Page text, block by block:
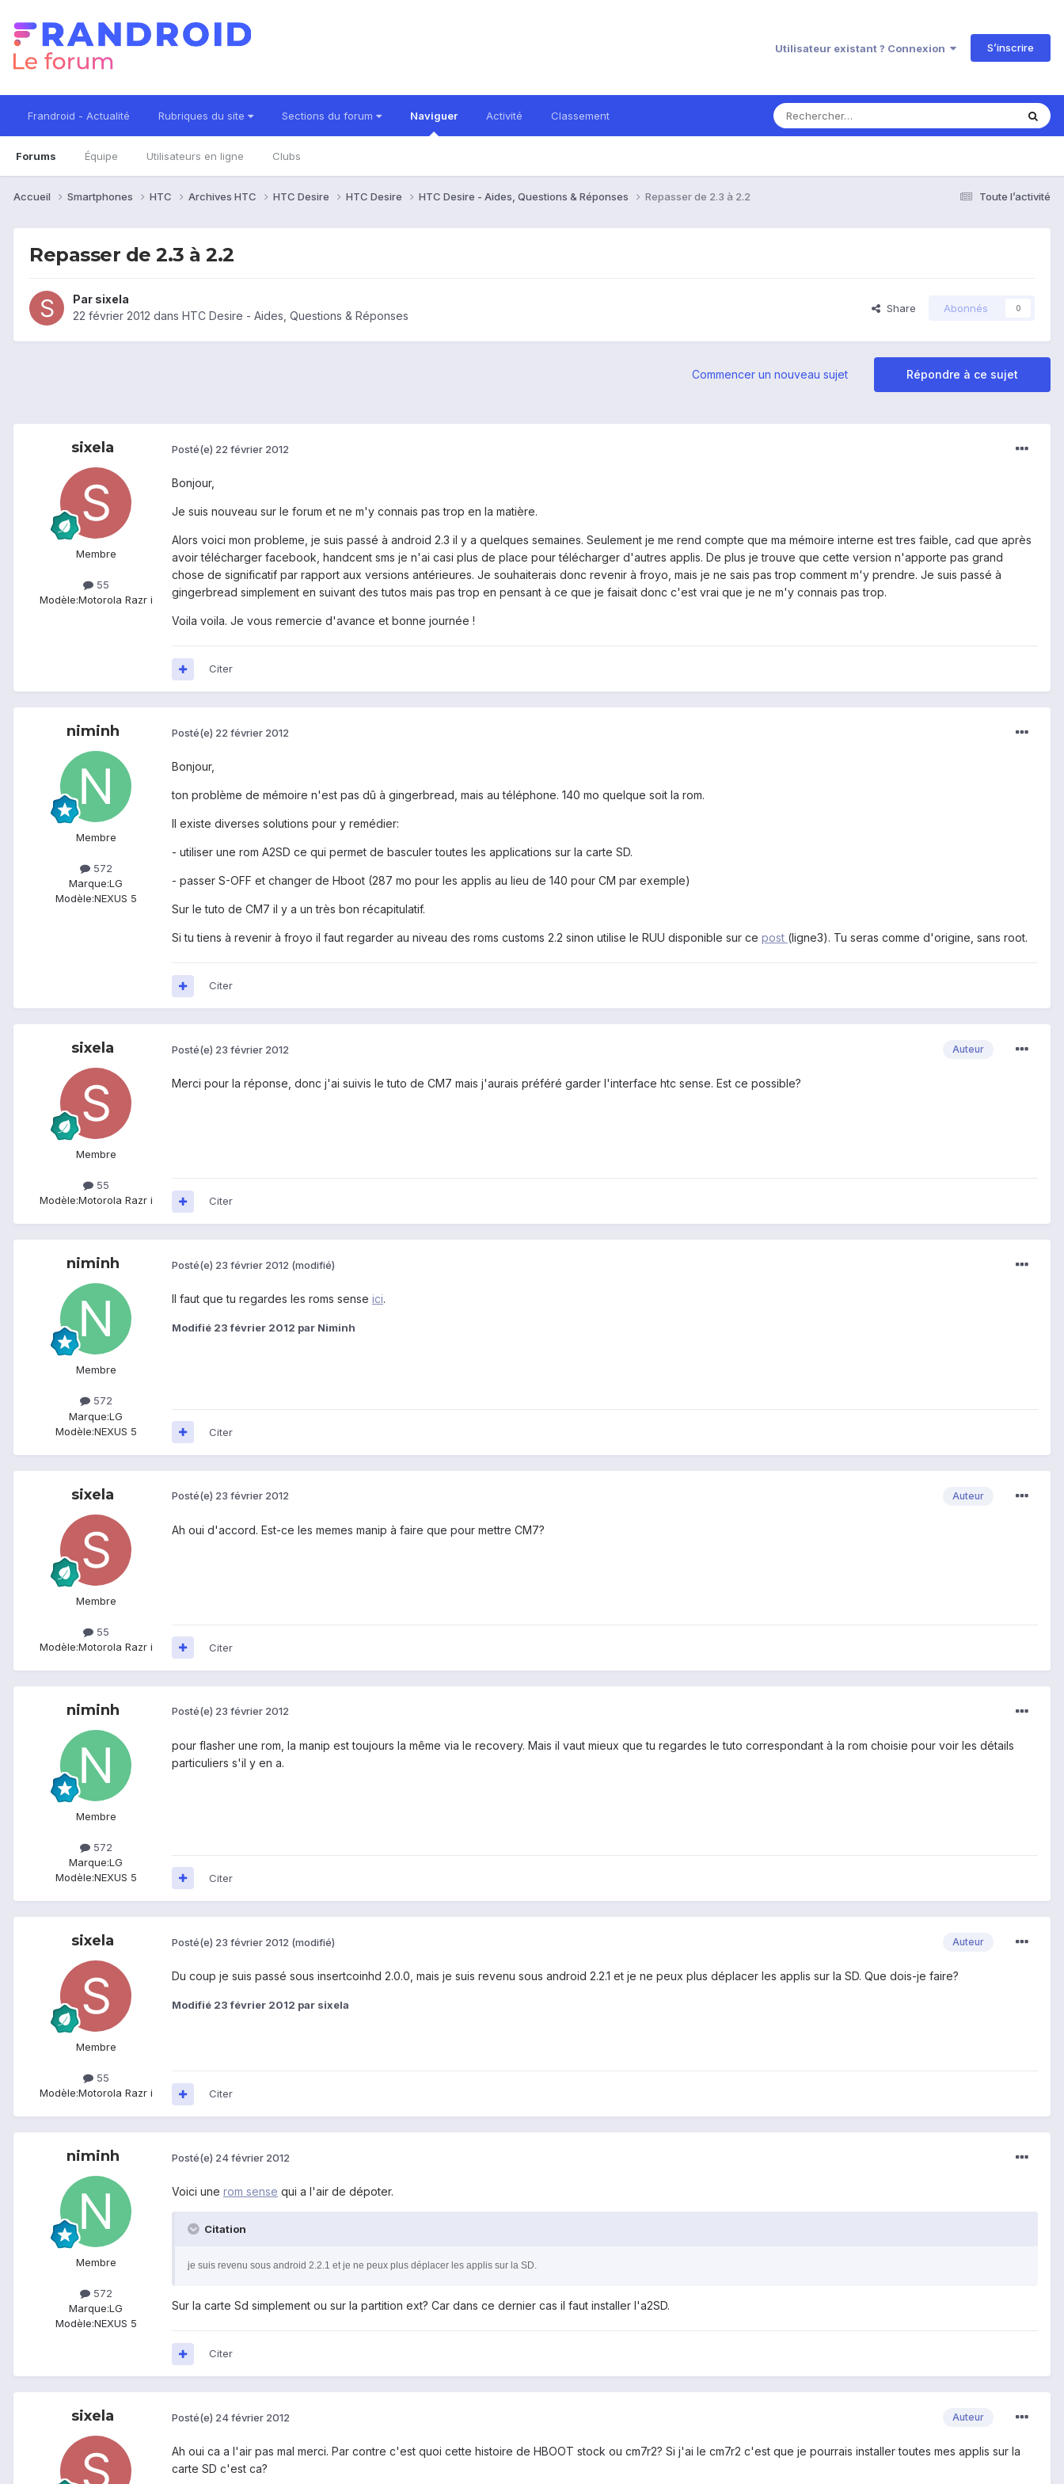
Utilisateur existant ? Connexion S’inscrire
Frandroid - Actualité Rubriques du site Sections du forum Naviguer
Forums Équipe Utilisateurs en ligne Clubs
Activité Classement
Toute l’activité
Accueil Smartphones HTC Archives HTC HTC Desire HTC Desire HTC Desire - Aides, Questions & Réponses Repasser de 2.3 à 2.2
Repasser de 2.3 à 2.2
Par sixela
22 février 2012 dans HTC Desire - Aides, Questions & Réponses
Share Abonnés 0
Répondre à ce sujet
Commencer un nouveau sujet
sixela
Membre
55
Modèle:Motorola Razr i
Posté(e) 22 février 2012
Bonjour,
Je suis nouveau sur le forum et ne m'y connais pas trop en la matière.
Alors voici mon probleme, je suis passé à android 2.3 il y a quelques semaines. Seulement je me rend compte que ma mémoire interne est tres faible, cad que après
avoir télécharger facebook, handcent sms je n'ai casi plus de place pour télécharger d'autres applis. De plus je trouve que cette version n'apporte pas grand
chose de significatif par rapport aux versions antérieures. Je souhaiterais donc revenir à froyo, mais je ne sais pas trop comment m'y prendre. Je suis passé à
gingerbread simplement en suivant des tutos mais pas trop en pensant à ce que je faisait donc c'est vrai que je ne m'y connais pas trop.
Voila voila. Je vous remercie d'avance et bonne journée !
Citer
niminh
Membre
572
Marque:LG
Modèle:NEXUS 5
Posté(e) 22 février 2012
Bonjour,
ton problème de mémoire n'est pas dû à gingerbread, mais au téléphone. 140 mo quelque soit la rom.
Il existe diverses solutions pour y remédier:
- utiliser une rom A2SD ce qui permet de basculer toutes les applications sur la carte SD.
- passer S-OFF et changer de Hboot (287 mo pour les applis au lieu de 140 pour CM par exemple)
Sur le tuto de CM7 il y a un très bon récapitulatif.
Si tu tiens à revenir à froyo il faut regarder au niveau des roms customs 2.2 sinon utilise le RUU disponible sur ce post (ligne3). Tu seras comme d'origine, sans root.
Citer
sixela
Membre
55
Modèle:Motorola Razr i
Auteur
Posté(e) 23 février 2012
Merci pour la réponse, donc j'ai suivis le tuto de CM7 mais j'aurais préféré garder l'interface htc sense. Est ce possible?
Citer
niminh
Membre
572
Marque:LG
Modèle:NEXUS 5
Posté(e) 23 février 2012 (modifié)
Il faut que tu regardes les roms sense ici.
Modifié 23 février 2012 par Niminh
Citer
sixela
Membre
55
Modèle:Motorola Razr i
Auteur
Posté(e) 23 février 2012
Ah oui d'accord. Est-ce les memes manip à faire que pour mettre CM7?
Citer
niminh
Membre
572
Marque:LG
Modèle:NEXUS 5
Posté(e) 23 février 2012
pour flasher une rom, la manip est toujours la même via le recovery. Mais il vaut mieux que tu regardes le tuto correspondant à la rom choisie pour voir les détails
particuliers s'il y en a.
Citer
sixela
Membre
55
Modèle:Motorola Razr i
Auteur
Posté(e) 23 février 2012 (modifié)
Du coup je suis passé sous insertcoinhd 2.0.0, mais je suis revenu sous android 2.2.1 et je ne peux plus déplacer les applis sur la SD. Que dois-je faire?
Modifié 23 février 2012 par sixela
Citer
niminh
Membre
572
Marque:LG
Modèle:NEXUS 5
Posté(e) 24 février 2012
Voici une rom sense qui a l'air de dépoter.
Citation
je suis revenu sous android 2.2.1 et je ne peux plus déplacer les applis sur la SD.
Sur la carte Sd simplement ou sur la partition ext? Car dans ce dernier cas il faut installer l'a2SD.
Citer
sixela Auteur
Posté(e) 24 février 2012
Ah oui ca a l'air pas mal merci. Par contre c'est quoi cette histoire de HBOOT stock ou cm7r2? Si j'ai le cm7r2 c'est que je pourrais installer toutes mes applis sur la
carte SD c'est ca?